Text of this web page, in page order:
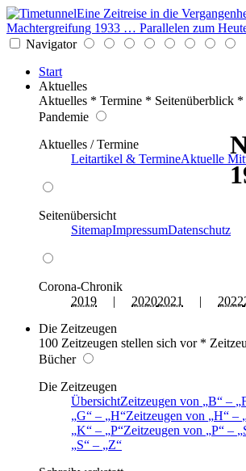
Eine Zeitreise in die
Machtergreifung 1933 … Parallelen zum
Navigator
Start
Aktuelles
Aktuelles * Termine * Seitenüberblick
Pandemie
Aktuelles / Termine
Leitartikel & TermineAktuelle
Seitenübersicht
SitemapImpressumDatenschutz
Corona-Chronik
2019 | 20202021 | 2022
Die Zeitzeugen
100 Zeitzeugen stellen sich vor *
Bücher
Die Zeitzeugen
ÜbersichtZeitzeugen von B –
G
– H Zeitzeugen von H –
K
– P Zeitzeugen von P –
S
–
Z